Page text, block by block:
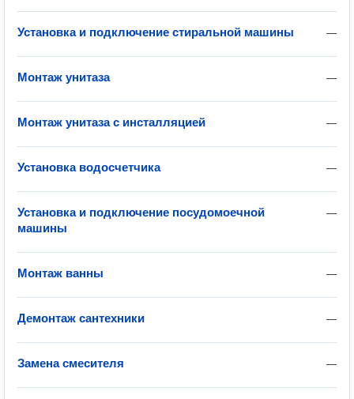
—
Установка и подключение стиральной машины
—
Монтаж унитаза
—
Монтаж унитаза с инсталляцией
—
Установка водосчетчика
—
Установка и подключение посудомоечной
машины
—
Монтаж ванны
—
Демонтаж сантехники
—
Замена смесителя